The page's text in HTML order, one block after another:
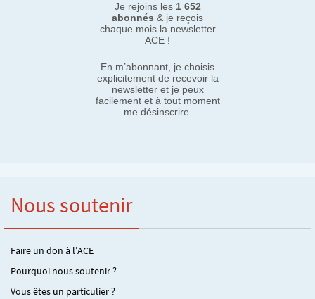
Je rejoins les 1 652
abonnés & je reçois
chaque mois la newsletter
ACE !
En m’abonnant, je choisis
explicitement de recevoir la
newsletter et je peux
facilement et à tout moment
me désinscrire.
Nous soutenir
Faire un don à l’ACE
Pourquoi nous soutenir ?
Vous êtes un particulier ?